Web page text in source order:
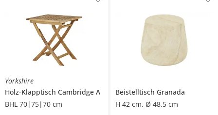
Yorkshire
Holz-Klapptisch Cambridge A
BHL 70|75|70 cm
Beistelltisch Granada
H 42 cm, Ø 48,5 cm